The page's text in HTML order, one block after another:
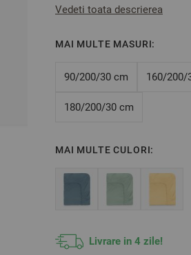
Combinați cu lenjerie de pat
dimensiunile exacte ale
Dimensiune: 200/200/30 cm
înălțimea maximă a saltelei -
Vedeti toata descrierea
MAI MULTE MASURI:
90/200/30 cm 160/200/
180/200/30 cm
MAI MULTE CULORI:
Livrare in 4 zile!